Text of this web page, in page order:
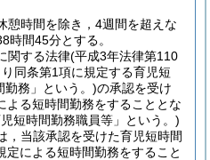
憩時間を除き，4週間を超えな
時間45分とする。
関する法律(平成3年法律第110
同条第1項に規定する育児短
勤務」という。)の承認を受け
よる短時間勤務をすることとな
短時間勤務職員等」という。)
，当該承認を受けた育児短時間
定による短時間勤務をすること